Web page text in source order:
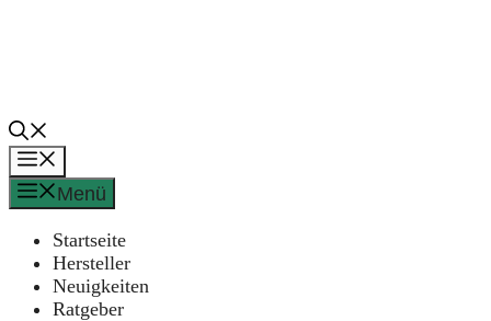
Menü
Startseite
Hersteller
Neuigkeiten
Ratgeber